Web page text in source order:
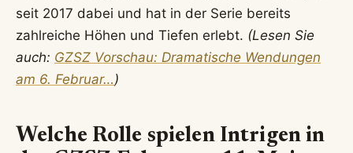
seit 2017 dabei und hat in der Serie bereits
zahlreiche Höhen und Tiefen erlebt. (Lesen Sie
auch: GZSZ Vorschau: Dramatische Wendungen
am 6. Februar…)
Welche Rolle spielen Intrigen in